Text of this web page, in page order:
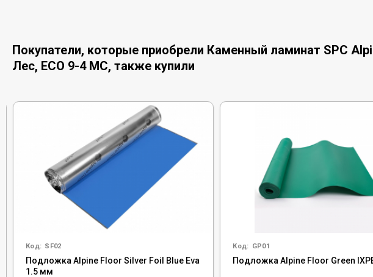
Покупатели, которые приобрели Каменный ламинат SPC
Лес, ECO 9-4 MC, также купили
Код: SF02
Подложка Alpine Floor Silver Foil Blue Eva
1.5 мм
Код: GP01
Подложка Alpine Floor Green